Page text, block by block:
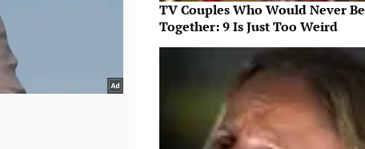
TV Couples Who Would Never Be
Together: 9 Is Just Too Weird